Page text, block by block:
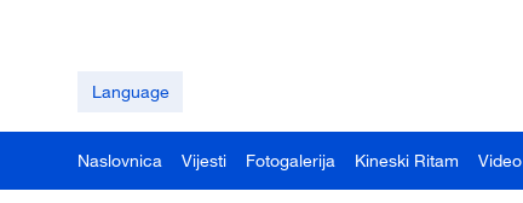
Language
Naslovnica Vijesti Fotogalerija Kineski Ritam Video